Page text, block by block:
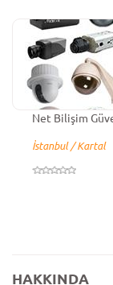
Net Bilişim
İstanbul / Kartal
HAKKINDA